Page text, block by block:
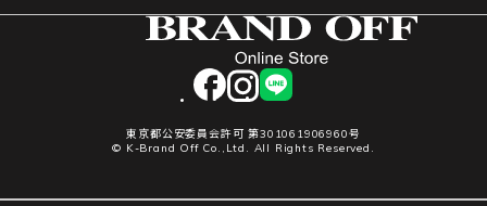
facebookinstagram
LINE
東京都公安委員会許可 第301061906960号
© K-Brand Off Co.,Ltd. All Rights Reserved.